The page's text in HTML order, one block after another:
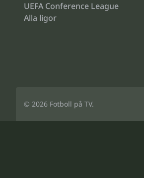
UEFA Conference League
Alla ligor
© 2026 Fotboll på TV.